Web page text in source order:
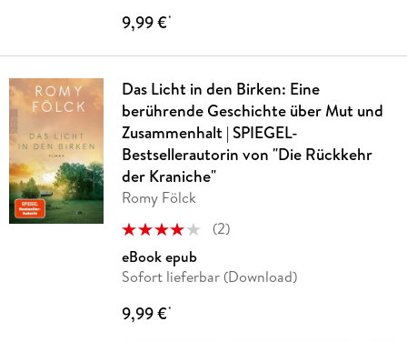
9,99 €*
Das Licht in den Birken: Eine
berührende Geschichte über Mut und
Zusammenhalt | SPIEGEL-
Bestsellerautorin von "Die Rückkehr
der Kraniche"
Romy Fölck
(2)
eBook epub
Sofort lieferbar (Download)
9,99 €*